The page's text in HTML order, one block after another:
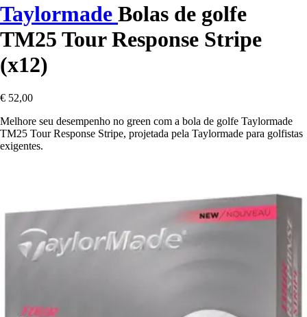
Taylormade Bolas de golfe
TM25 Tour Response Stripe
(x12)
€ 52,00
Melhore seu desempenho no green com a bola de golfe Taylormade
TM25 Tour Response Stripe, projetada pela Taylormade para golfistas
exigentes.